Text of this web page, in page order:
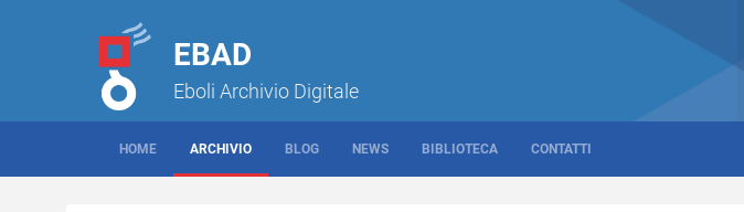
EBAD
Eboli Archivio Digitale
HOME ARCHIVIO BLOG NEWS BIBLIOTECA CONTATTI